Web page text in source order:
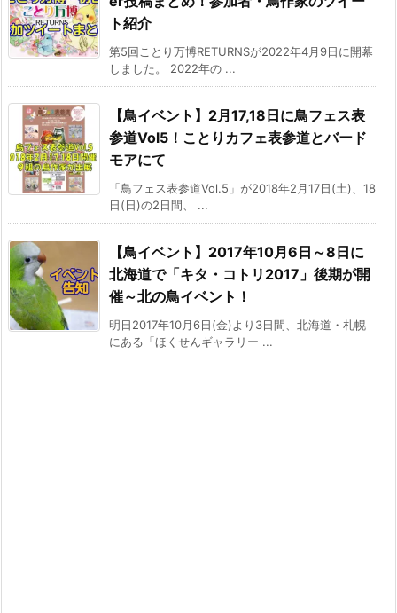
ト紹介
第5回ことり万博RETURNSが2022年4月9日に開幕
しました。 2022年の ...
【鳥イベント】2月17,18日に鳥フェス表
参道Vol5！ことりカフェ表参道とバード
モアにて
「鳥フェス表参道Vol.5」が2018年2月17日(土)、18
日(日)の2日間、 ...
【鳥イベント】2017年10月6日～8日に
北海道で「キタ・コトリ2017」後期が開
催～北の鳥イベント！
明日2017年10月6日(金)より3日間、北海道・札幌
にある「ほくせんギャラリー ...